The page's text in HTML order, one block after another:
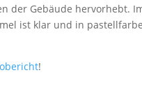
der Gebäude hervorhebt.
ist klar und in
!